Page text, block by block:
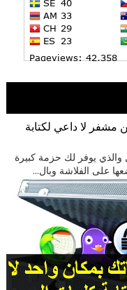
لا داعي لكتابة
والذي يوفر لك حزمة كبيرة
على الفلاشة وبال...